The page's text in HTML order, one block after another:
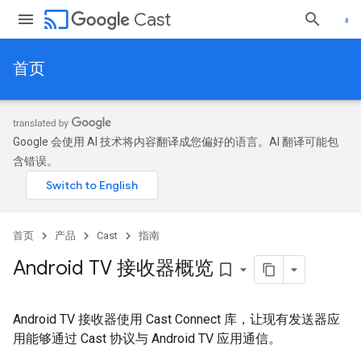
cast Cast
首页
Google 会使用 AI 技术将内容翻译成您偏好的语言。AI 翻译可能包
含错误。
首页 产品 Cast 指南
Android TV 接收器概览 bookmark_border
Android TV 接收器使用 Cast Connect 库，让现有发送器应
用能够通过 Cast 协议与 Android TV 应用通信。